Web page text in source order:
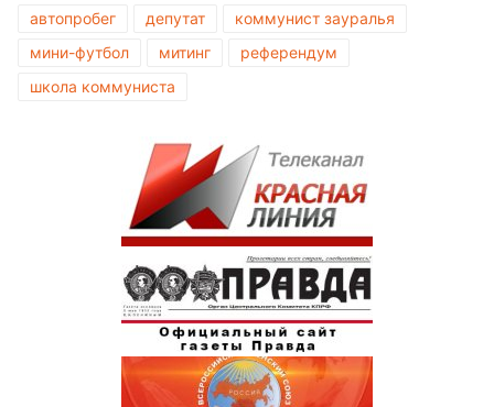
автопробег
депутат
коммунист зауралья
мини-футбол
митинг
референдум
школа коммуниста